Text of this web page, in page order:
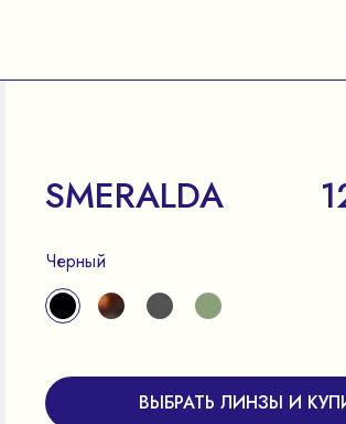
SMERALDA
Черный
ВЫБРАТЬ ЛИНЗЫ И